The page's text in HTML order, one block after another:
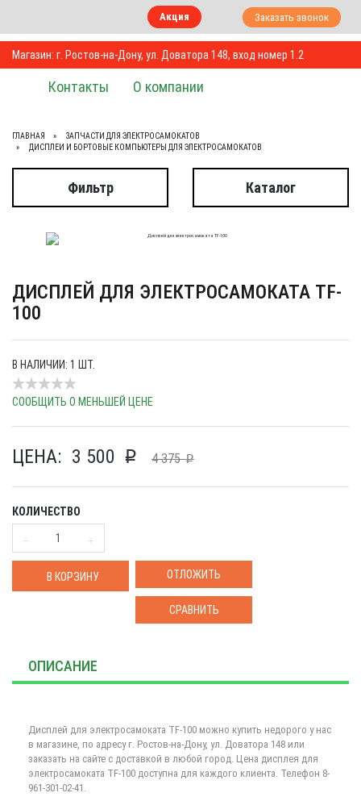
Акция Заказать звонок
Магазин: г. Ростов-на-Дону, ул. Доватора 148, вход номер 1.2
Контакты О компании
ГЛАВНАЯ
ЗАПЧАСТИ ДЛЯ ЭЛЕКТРОСАМОКАТОВ
ДИСПЛЕИ И БОРТОВЫЕ КОМПЬЮТЕРЫ ДЛЯ ЭЛЕКТРОСАМОКАТОВ
Фильтр Каталог
ДИСПЛЕЙ ДЛЯ ЭЛЕКТРОСАМОКАТА TF-
100
В НАЛИЧИИ: 1 ШТ.
СООБЩИТЬ О МЕНЬШЕЙ ЦЕНЕ
ЦЕНА: 3 500 p 4 375 p
КОЛИЧЕСТВО
В КОРЗИНУ ОТЛОЖИТЬ
СРАВНИТЬ
ОПИСАНИЕ
Дисплей для электросамоката TF-100 можно купить недорого у нас
в магазине, по адресу г. Ростов-на-Дону, ул. Доватора 148 или
заказать на сайте с доставкой в любой город. Цена дисплея для
электросамоката TF-100 доступна для каждого клиента. Телефон 8-
961-301-02-41.